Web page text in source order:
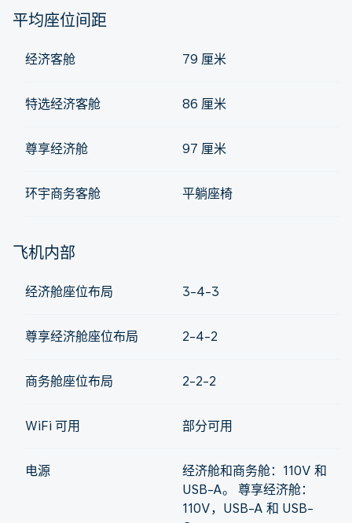
平均座位间距
经济客舱 79 厘米
特选经济客舱 86 厘米
尊享经济舱 97 厘米
环宇商务客舱 平躺座椅
飞机内部
经济舱座位布局 3-4-3
尊享经济舱座位布局 2-4-2
商务舱座位布局 2-2-2
WiFi 可用 部分可用
电源
经济舱和商务舱：110V 和
USB-A。 尊享经济舱：
110V，USB-A 和 USB-